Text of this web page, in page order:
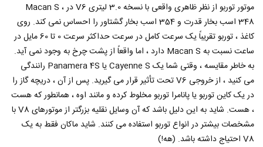
موتور توربو از نظر ظاهری واقعی با نسخه 3.0 لیتری V6 در Macan S ،
348 اسب بخار قدرت و 354 اسب بخار گشتاور را احساس نمی کند. روی
کاغذ ، توربو تقریباً یک سرعت کامل در سرعت حداکثر سرعت 0 تا 60 مایل در
ساعت نسبت به Macan S دارد ، اما واقعاً از پشت چرخ به وجود نمی آید.
به خاطر مقایسه ، وقتی شما یک Cayenne S یا Panamera 4S رانندگی
می کنید ، از خروجی V6 تحت تأثیر قرار می گیرید. پس از آن ، دریچه گاز را
در یک کاین توربو یا پانامرا توربو مخلوط کرده و مانند اوه ، همانطور که هست
، هست. شاید به این دلیل باشد که آن وسایل نقلیه بزرگتر از موتورهای V8 با
مشخصات بیشتر در انواع توربو استفاده می کنند. شاید ماکان فقط به یک
V8 احتیاج داشته باشد. (هه!)